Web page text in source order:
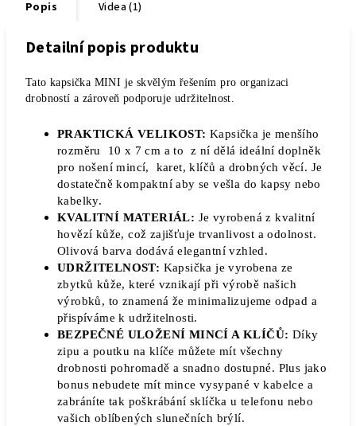
Popis Videa (1)
Detailní popis produktu
Tato kapsička MINI je skvělým řešením pro organizaci
drobností a zároveň podporuje udržitelnost.
PRAKTICKÁ VELIKOST: Kapsička je menšího
rozměru 10 x 7 cm a to z ní dělá ideální doplněk
pro nošení mincí, karet, klíčů a drobných věcí. Je
dostatečně kompaktní aby se vešla do kapsy nebo
kabelky.
KVALITNÍ MATERIÁL: Je vyrobená z kvalitní
hovězí kůže, což zajišťuje trvanlivost a odolnost.
Olivová barva dodává elegantní vzhled.
UDRŽITELNOST: Kapsička je vyrobena ze
zbytků kůže, které vznikají při výrobě našich
výrobků, to znamená že minimalizujeme odpad a
přispíváme k udržitelnosti.
BEZPEČNÉ ULOŽENÍ MINCÍ A KLÍČŮ: Díky
zipu a poutku na klíče můžete mít všechny
drobnosti pohromadě a snadno dostupné. Plus jako
bonus nebudete mít mince vysypané v kabelce a
zabráníte tak poškrábání sklíčka u telefonu nebo
vašich oblíbených slunečních brýlí.